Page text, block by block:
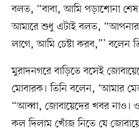
বলত, “বাবা, আমি পড়াশোনা
আমারে শুধু এটাই বলত, “আপনারা
লাগে, আমি চেষ্টা করব,”’ বলেন
মুরাদনগরে বাড়িতে বসেই
মোবারক। তিনি বলেন, ‘আমার
“আব্বা, জোবায়েদের খবর নাও।
কল দিলাম খোঁজ নিতে যে